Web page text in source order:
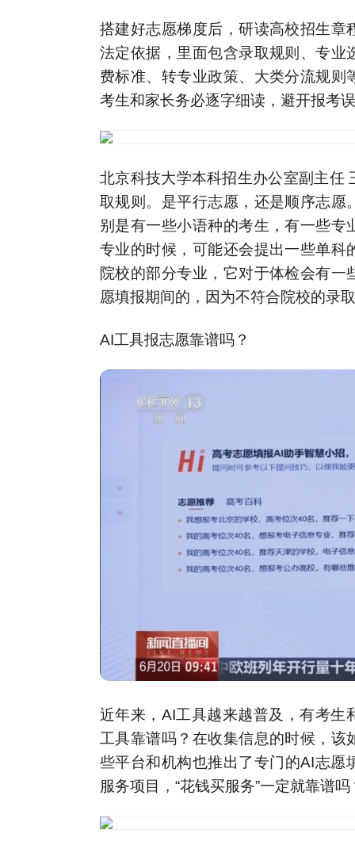
搭建好志愿梯度后，研读高校招生
法定依据，里面包含录取规则、专
费标准、转专业政策、大类分流规
考生和家长务必逐字细读，避开报考
北京科技大学本科招生办公室副主任
取规则。是平行志愿，还是顺序志
别是有一些小语种的考生，有一些
专业的时候，可能还会提出一些单
院校的部分专业，它对于体检会有
愿填报期间的，因为不符合院校的录
AI工具报志愿靠谱吗？
近年来，AI工具越来越普及，有考生
工具靠谱吗？在收集信息的时候，
些平台和机构也推出了专门的AI志愿
服务项目，“花钱买服务”一定就靠谱吗